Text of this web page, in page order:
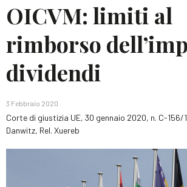
OICVM: limiti al
rimborso
dividendi
3 Febbraio 2020
Corte di giustizia UE, 30 gennaio 2020, n. C-156/
Danwitz, Rel. Xuereb